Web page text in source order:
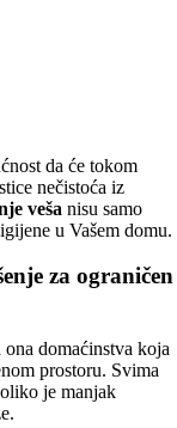
da će tokom
nečistoća iz
veša nisu samo
u Vašem domu.
za ograničen
ona domaćinstva koja
prostoru. Svima
je manjak